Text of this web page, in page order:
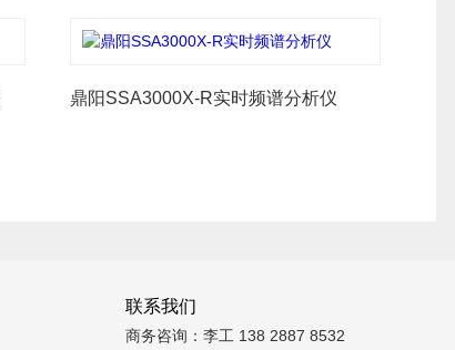
鼎阳SSA3000X-R实时频谱分析仪
联系我们
商务咨询：李工 138 2887 8532